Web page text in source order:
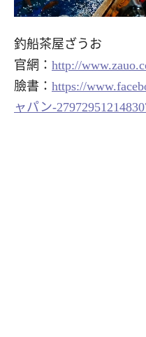
釣船茶屋ざうお
官網： http://
臉書： https://
ャパン-